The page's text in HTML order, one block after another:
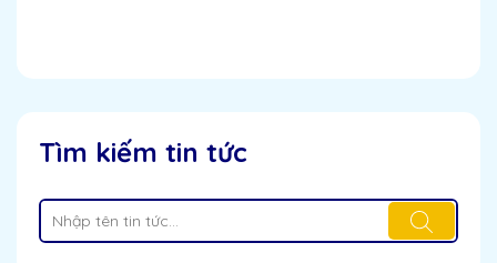
Tìm kiếm tin tức